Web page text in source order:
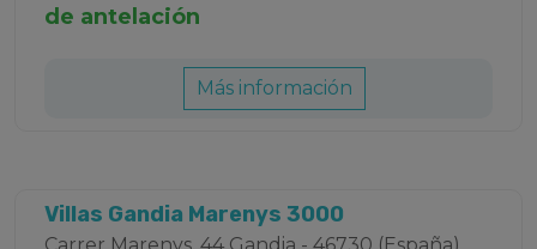
de antelación
Más información
Villas Gandia Marenys 3000